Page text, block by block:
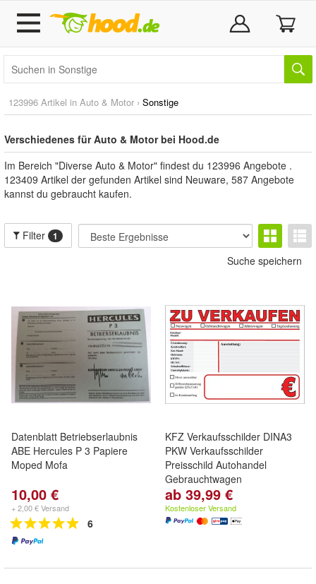
123996 Artikel in Auto & Motor › Sonstige
Verschiedenes für Auto & Motor bei Hood.de
Im Bereich "Diverse Auto & Motor" findest du 123996 Angebote .
123409 Artikel der gefunden Artikel sind Neuware, 587 Angebote
kannst du gebraucht kaufen.
Filter 1
Suche speichern
Datenblatt Betriebserlaubnis
ABE Hercules P 3 Papiere
Moped Mofa
10,00 €
+ 2,00 € Versand
6
KFZ Verkaufsschilder DINA3
PKW Verkaufsschilder
Preisschild Autohandel
Gebrauchtwagen
ab 39,99 €
Kostenloser Versand